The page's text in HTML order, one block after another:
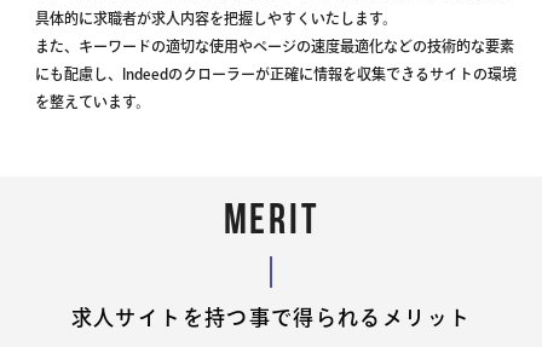
具体的に求職者が求人内容を把握しやすくいたします。
また、キーワードの適切な使用やページの速度最適化などの技術的な要素
にも配慮し、Indeedのクローラーが正確に情報を収集できるサイトの環境
を整えています。
MERIT
求人サイトを持つ事で得られるメリット